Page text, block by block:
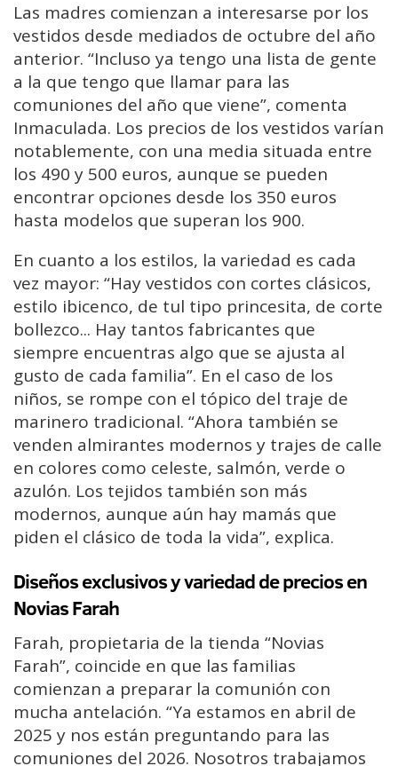
Las madres comienzan a interesarse por los
vestidos desde mediados de octubre del año
anterior. “Incluso ya tengo una lista de gente
a la que tengo que llamar para las
comuniones del año que viene”, comenta
Inmaculada. Los precios de los vestidos varían
notablemente, con una media situada entre
los 490 y 500 euros, aunque se pueden
encontrar opciones desde los 350 euros
hasta modelos que superan los 900.
En cuanto a los estilos, la variedad es cada
vez mayor: “Hay vestidos con cortes clásicos,
estilo ibicenco, de tul tipo princesita, de corte
bollezco... Hay tantos fabricantes que
siempre encuentras algo que se ajusta al
gusto de cada familia”. En el caso de los
niños, se rompe con el tópico del traje de
marinero tradicional. “Ahora también se
venden almirantes modernos y trajes de calle
en colores como celeste, salmón, verde o
azulón. Los tejidos también son más
modernos, aunque aún hay mamás que
piden el clásico de toda la vida”, explica.
Diseños exclusivos y variedad de precios en
Novias Farah
Farah, propietaria de la tienda “Novias
Farah”, coincide en que las familias
comienzan a preparar la comunión con
mucha antelación. “Ya estamos en abril de
2025 y nos están preguntando para las
comuniones del 2026. Nosotros trabajamos